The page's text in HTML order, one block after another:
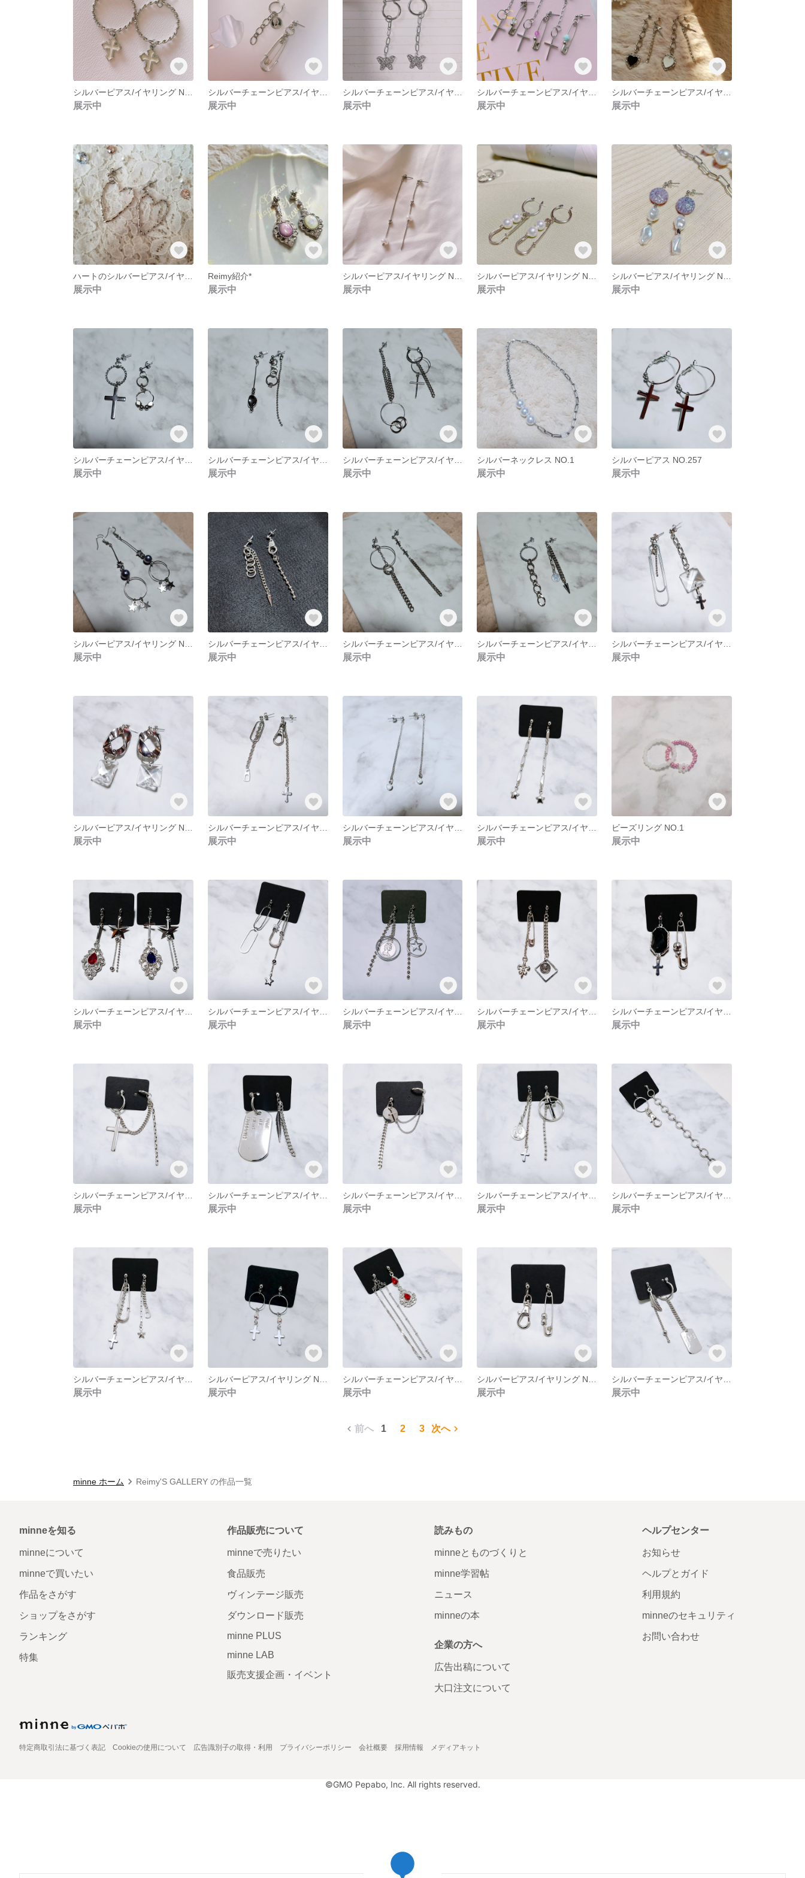
展示中 展示中 展示中 展示中 展示中
展示中
Reimy紹介*
展示中 展示中 展示中 展示中
展示中 展示中 展示中
シルバーネックレス NO.1
展示中
シルバーピアス NO.257
展示中
展示中 展示中 展示中 展示中 展示中
展示中 展示中 展示中 展示中
ビーズリング NO.1
展示中
展示中 展示中 展示中 展示中 展示中
展示中 展示中 展示中 展示中 展示中
展示中 展示中 展示中 展示中 展示中
前へ 1 2 3 次へ
minne ホーム Reimy'S GALLERY の作品一覧
minneを知る
minneについて
minneで買いたい
作品をさがす
ショップをさがす
ランキング
特集
作品販売について
minneで売りたい
食品販売
ヴィンテージ販売
ダウンロード販売
minne PLUS
minne LAB
販売支援企画・イベント
読みもの
minneとものづくりと
minne学習帖
ニュース
minneの本
企業の方へ
広告出稿について
大口注文について
ヘルプセンター
お知らせ
ヘルプとガイド
利用規約
minneのセキュリティ
お問い合わせ
特定商取引法に基づく表記 Cookieの使用について 広告識別子の取得・利用 プライバシーポリシー 会社概要 採用情報 メディアキット
©GMO Pepabo, Inc. All rights reserved.